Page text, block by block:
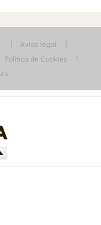
Aviso legal
Política de Cookies